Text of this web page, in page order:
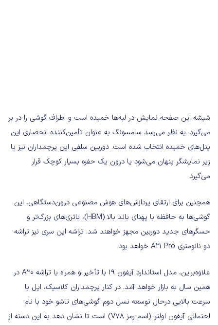
شیشه این صفحه نمایش در لبه‌ها خمیده است و اطراف گوشی را در بر
می‌گیرد. به نظر می‌رسد سامسونگ به عنوان تأمین‌کننده انحصاری این
پنل‌های خمیده انتخاب شده است. دوربین سلفی این پرچمداران نیز یا
زیر نمایشگر پنهان می‌شود یا درون یک حفره بسیار کوچک قرار
می‌گیرد.
همچنین برای ارتقای پردازش‌های هوش مصنوعی درون‌دستگاهی، این
گوشی‌ها به حافظه با پهنای باند بالا (HBM)، باتری‌های بزرگ‌تر و
حسگرهای جدید دوربین مجهز خواهند شد. تراشه این سری نیز تراشه
دو نانومتری A21 Pro خواهد بود.
علاوه‌براین، مدل استاندارد آیفون ۱۹ با تأخیر و همراه با تراشه A20 در
همین سال به بازار خواهد آمد. در کنار پرچمداران کلاسیک، اپل با
سرعت بالایی درحال توسعه نسل دوم گوشی‌های تاشو خود با نام
احتمالی آیفون اولترا (اسم رمز V78) است تا نشان دهد به این دسته از